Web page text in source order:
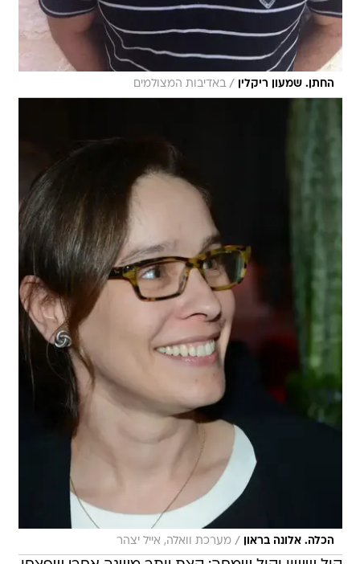
החתן. שמעון ריקלין / באדיבות המצולמים
הכלה. אלונה בראון / מערכת וואלה, אייל יצהר